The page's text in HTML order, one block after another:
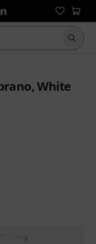
Suche
White
2 Kundenbewertungen